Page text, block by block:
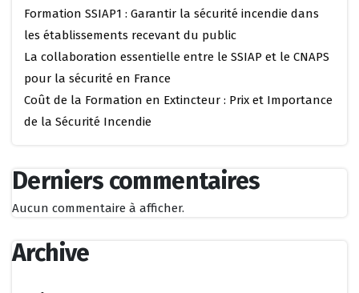
Formation SSIAP1 : Garantir la sécurité incendie dans
les établissements recevant du public
La collaboration essentielle entre le SSIAP et le CNAPS
pour la sécurité en France
Coût de la Formation en Extincteur : Prix et Importance
de la Sécurité Incendie
Derniers commentaires
Aucun commentaire à afficher.
Archive